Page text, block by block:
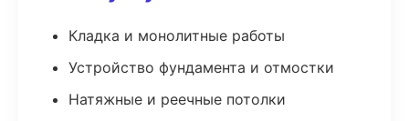
Кладка и монолитные работы
Устройство фундамента и отмостки
Натяжные и реечные потолки